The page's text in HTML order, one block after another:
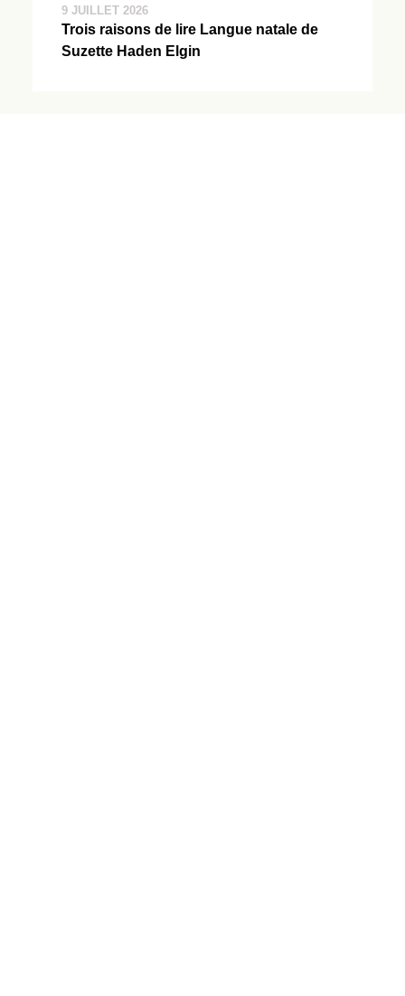
9 JUILLET 2026
Trois raisons de lire Langue natale de
Suzette Haden Elgin